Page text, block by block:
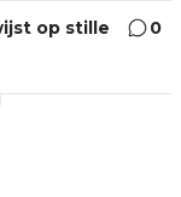
op stille
0